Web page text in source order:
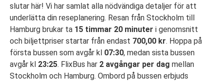
slutar här! Vi har samlat alla nödvändiga detaljer för att
underlätta din reseplanering. Resan från Stockholm till
Hamburg brukar ta 15 timmar 20 minuter i genomsnitt
och biljettpriser startar från endast 700,00 kr. Hoppa på
första bussen som avgår kl 07:30, medan sista bussen
avgår kl 23:25. FlixBus har 2 avgångar per dag mellan
Stockholm och Hamburg. Ombord på bussen erbjuds